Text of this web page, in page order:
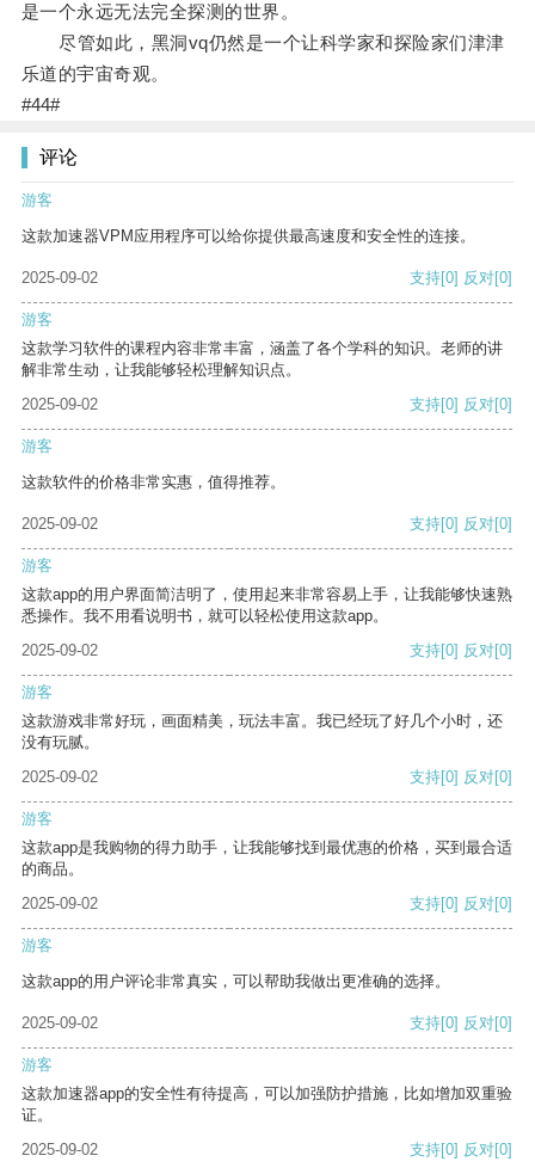
是一个永远无法完全探测的世界。
尽管如此，黑洞vq仍然是一个让科学家和探险家们津津
乐道的宇宙奇观。
#44#
评论
游客
这款加速器VPM应用程序可以给你提供最高速度和安全性的连接。
2025-09-02 支持[0] 反对[0]
游客
这款学习软件的课程内容非常丰富，涵盖了各个学科的知识。老师的讲
解非常生动，让我能够轻松理解知识点。
2025-09-02
支持[0] 反对[0]
游客
这款软件的价格非常实惠，值得推荐。
2025-09-02 支持[0] 反对[0]
游客
这款app的用户界面简洁明了，使用起来非常容易上手，让我能够快速熟
悉操作。我不用看说明书，就可以轻松使用这款app。
2025-09-02
支持[0] 反对[0]
游客
这款游戏非常好玩，画面精美，玩法丰富。我已经玩了好几个小时，还
没有玩腻。
2025-09-02
支持[0] 反对[0]
游客
这款app是我购物的得力助手，让我能够找到最优惠的价格，买到最合适
的商品。
2025-09-02
支持[0] 反对[0]
游客
这款app的用户评论非常真实，可以帮助我做出更准确的选择。
2025-09-02 支持[0] 反对[0]
游客
这款加速器app的安全性有待提高，可以加强防护措施，比如增加双重验
证。
2025-09-02
支持[0] 反对[0]